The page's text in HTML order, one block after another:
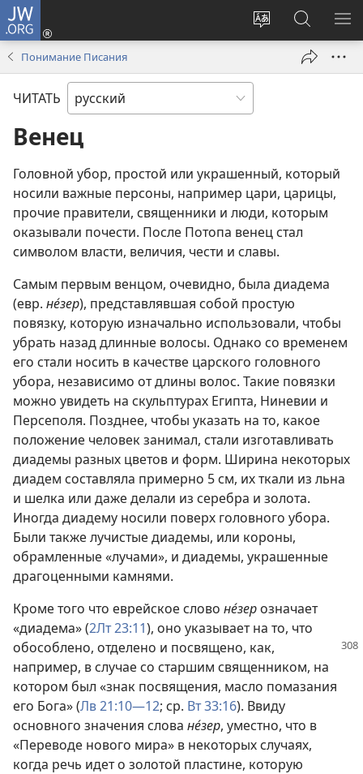
JW.ORG
Изменить
Войти
(открывается
окне)
Поиск
по
jw.org
Понимание Писания
ЧИТАТЬ
Венец
Головной убор, простой или украшенный, который
носили важные персоны, например цари, царицы,
прочие правители, священники и люди, которым
оказывали почести. После Потопа венец стал
символом власти, величия, чести и славы.
Самым первым венцом, очевидно, была диадема
(евр. не́зер), представлявшая собой простую
повязку, которую изначально использовали, чтобы
убрать назад длинные волосы. Однако со временем
его стали носить в качестве царского головного
убора, независимо от длины волос. Такие повязки
можно увидеть на скульптурах Египта, Ниневии и
Персеполя. Позднее, чтобы указать на то, какое
положение человек занимал, стали изготавливать
диадемы разных цветов и форм. Ширина некоторых
диадем составляла примерно 5 см, их ткали из льна
и шелка или даже делали из серебра и золота.
Иногда диадему носили поверх головного убора.
Были также лучистые диадемы, или короны,
обрамленные «лучами», и диадемы, украшенные
драгоценными камнями.
Кроме того что еврейское слово не́зерозначает
«диадема» (2Лт 23:11), оно указывает на то, что
обособлено, отделено и посвящено, как,
например, в случае со старшим священником, на
котором был «знак посвящения, масло помазания
его Бога» (Лв 21:10—12; ср. Вт 33:16). Ввиду
основного значения слова не́зер, уместно, что в
«Переводе нового мира» в некоторых случаях,
когда речь идет о золотой пластине, которую